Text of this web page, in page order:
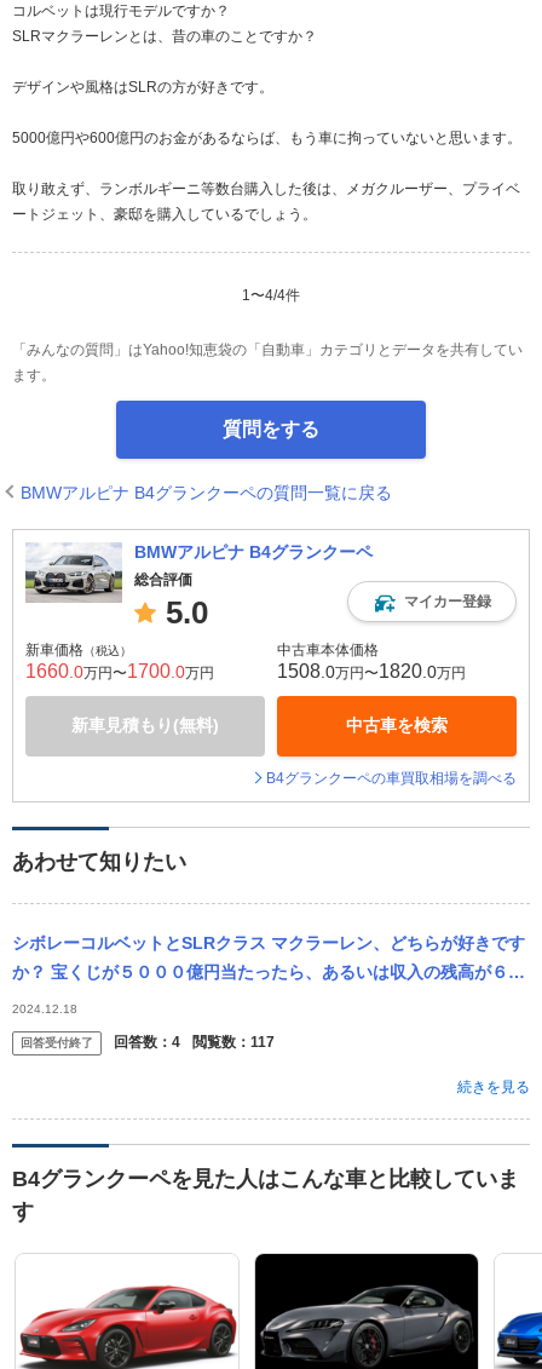
コルベットは現行モデルですか？
SLRマクラーレンとは、昔の車のことですか？
デザインや風格はSLRの方が好きです。
5000億円や600億円のお金があるならば、もう車に拘っていないと思います。
取り敢えず、ランボルギーニ等数台購入した後は、メガクルーザー、プライベ
ートジェット、豪邸を購入しているでしょう。
1 〜4/4件
「みんなの質問」はYahoo!知恵袋の「自動車」カテゴリとデータを共有してい
ます。
質問をする
BMWアルピナ B4グランクーペの質問一覧に戻る
BMWアルピナ B4グランクーペ
総合評価
5.0 マイカー登録
新車価格 （税込）
1660 .0万円〜1700 .0万円
新車見積もり(無料)
中古車本体価格
1508 .0万円〜1820 .0万円
中古車を検索
B4グランクーペの車買取相場を調べる
あわせて知りたい
シボレーコルベットとSLRクラス マクラーレン、どちらが好きです
か？ 宝くじが５０００億円当たったら、あるいは収入の残高が６０
０億円貯まったら、シボレーとマクラーレンとＢМＷとベンツメル
セデスと...
2024.12.18
回答受付終了 回答数： 4 閲覧数： 117
続きを見る
B4グランクーペを見た人はこんな車と比較していま
す